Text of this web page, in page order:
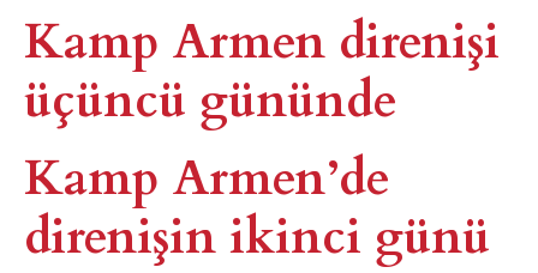
Kamp Armen direnişi
üçüncü gününde
Kamp Armen’de
direnişin ikinci günü